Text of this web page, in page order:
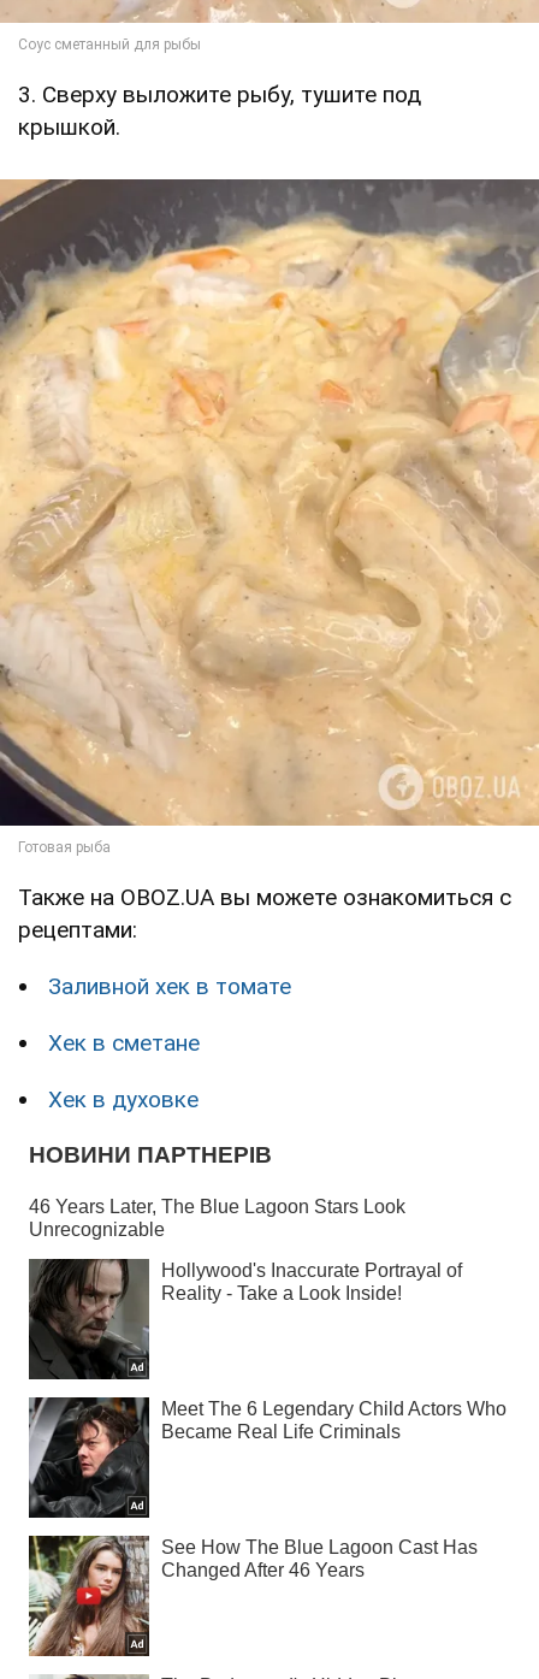
3. Сверху выложите рыбу, тушите под
крышкой.
Также на OBOZ.UA вы можете ознакомиться с
рецептами:
Заливной хек в томате
Хек в сметане
Хек в духовке